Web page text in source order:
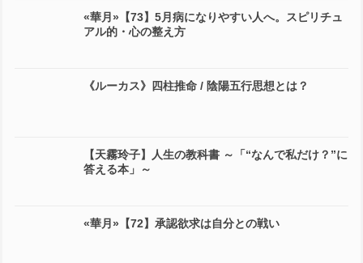
«華月»【73】5月病になりやすい人へ。スピリチュ
アル的・心の整え方
《ルーカス》四柱推命 / 陰陽五行思想とは？
【天霧玲子】人生の教科書 ～「“なんで私だけ？”に
答える本」～
«華月»【72】承認欲求は自分との戦い